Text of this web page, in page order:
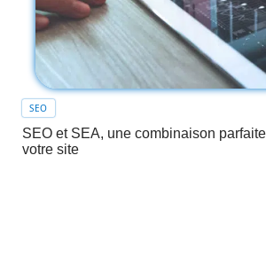
SEO
SEO et SEA, une combinaison
votre site